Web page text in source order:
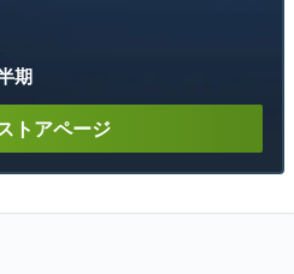
期
トアページ